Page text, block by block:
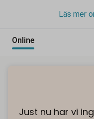
Läs mer
Online
Just nu har vi